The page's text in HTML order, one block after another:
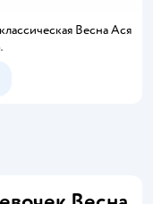
Весна Ася
о появлении